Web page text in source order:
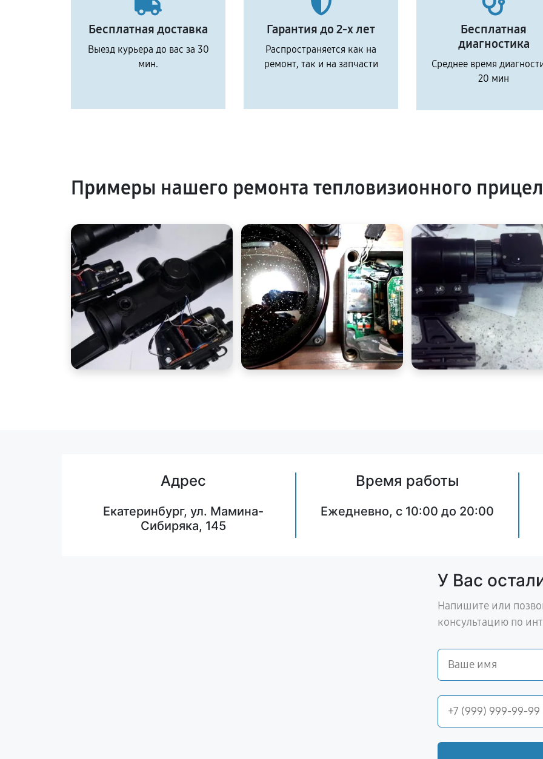
Бесплатная доставка
Выезд курьера до вас за 30
мин.
Гарантия до 2-х лет
Распространяется как на
ремонт, так и на запчасти
Бесплатная
диагностика
Среднее время
20 мин
Примеры нашего ремонта тепловизионного
Адрес
Екатеринбург, ул. Мамина-
Сибиряка, 145
Время работы
Ежедневно, с 10:00 до 20:00
У Вас
Напишите или
консультацию по